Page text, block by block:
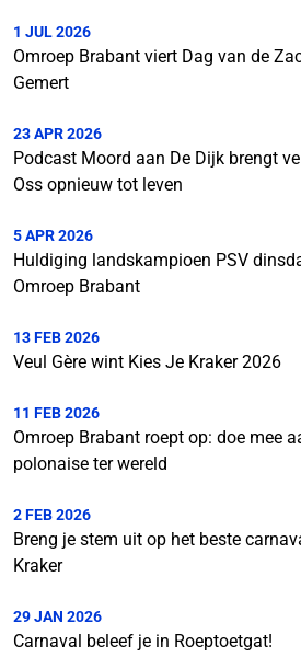
1 JUL 2026
Omroep Brabant viert Dag van de
Gemert
23 APR 2026
Podcast Moord aan De Dijk brengt
Oss opnieuw tot leven
5 APR 2026
Huldiging landskampioen PSV
Omroep Brabant
13 FEB 2026
Veul Gère wint Kies Je Kraker 2026
11 FEB 2026
Omroep Brabant roept op: doe mee
polonaise ter wereld
2 FEB 2026
Breng je stem uit op het beste
Kraker
29 JAN 2026
Carnaval beleef je in Roeptoetgat!